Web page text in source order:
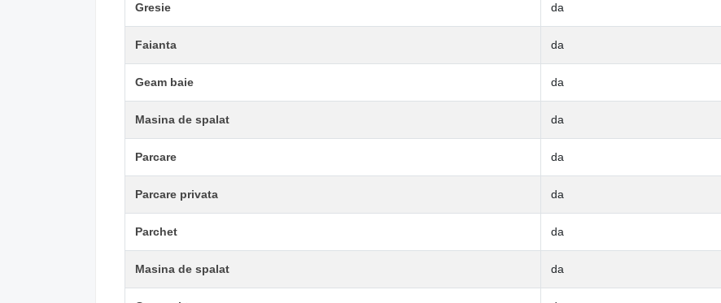
Gresie da
Faianta da
Geam baie da
Masina de spalat da
Parcare da
Parcare privata da
Parchet da
Masina de spalat da